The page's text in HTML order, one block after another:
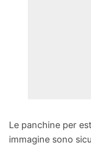
Le panchine per
immagine sono